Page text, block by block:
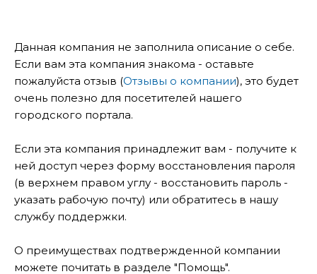
Данная компания не заполнила описание о себе.
Если вам эта компания знакома - оставьте
пожалуйста отзыв (Отзывы о компании), это будет
очень полезно для посетителей нашего
городского портала.
Если эта компания принадлежит вам - получите к
ней доступ через форму восстановления пароля
(в верхнем правом углу - восстановить пароль -
указать рабочую почту) или обратитесь в нашу
службу поддержки.
О преимуществах подтвержденной компании
можете почитать в разделе "Помощь".